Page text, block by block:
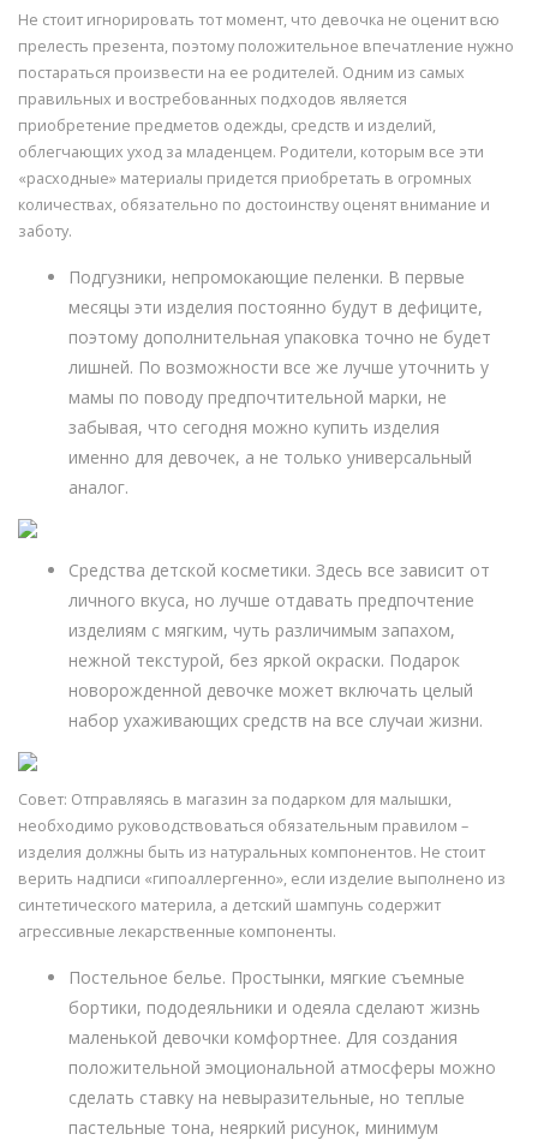
Не стоит игнорировать тот момент, что девочка не оценит всю
прелесть презента, поэтому положительное впечатление нужно
постараться произвести на ее родителей. Одним из самых
правильных и востребованных подходов является
приобретение предметов одежды, средств и изделий,
облегчающих уход за младенцем. Родители, которым все эти
«расходные» материалы придется приобретать в огромных
количествах, обязательно по достоинству оценят внимание и
заботу.
Подгузники, непромокающие пеленки. В первые
месяцы эти изделия постоянно будут в дефиците,
поэтому дополнительная упаковка точно не будет
лишней. По возможности все же лучше уточнить у
мамы по поводу предпочтительной марки, не
забывая, что сегодня можно купить изделия
именно для девочек, а не только универсальный
аналог.
Средства детской косметики. Здесь все зависит от
личного вкуса, но лучше отдавать предпочтение
изделиям с мягким, чуть различимым запахом,
нежной текстурой, без яркой окраски. Подарок
новорожденной девочке может включать целый
набор ухаживающих средств на все случаи жизни.
Совет: Отправляясь в магазин за подарком для малышки,
необходимо руководствоваться обязательным правилом –
изделия должны быть из натуральных компонентов. Не стоит
верить надписи «гипоаллергенно», если изделие выполнено из
синтетического материла, а детский шампунь содержит
агрессивные лекарственные компоненты.
Постельное белье. Простынки, мягкие съемные
бортики, пододеяльники и одеяла сделают жизнь
маленькой девочки комфортнее. Для создания
положительной эмоциональной атмосферы можно
сделать ставку на невыразительные, но теплые
пастельные тона, неяркий рисунок, минимум